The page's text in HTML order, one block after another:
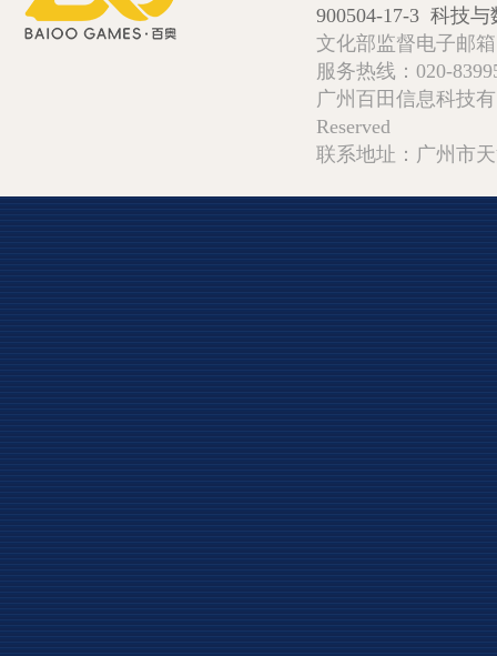
900504-17-3 科技与
文化部监督电子邮
服务热线：020-
广州百田信息科技
Reserved
联系地址：广州市